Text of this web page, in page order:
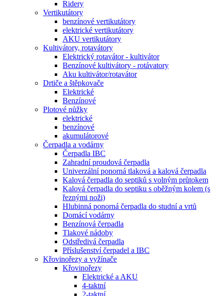
Ridery
Vertikutátory
benzínové vertikutátory
elektrické vertikutátory
AKU vertikutátory
Kultivátory, rotavátory
Elektrický rotavátor - kultivátor
Benzínové kultivátory - rotávatory
Aku kultivátor/rotavátor
Drtiče a štěpkovače
Elektrické
Benzínové
Plotové nůžky
elektrické
benzínové
akumulátorové
Čerpadla a vodárny
Čerpadla IBC
Zahradní proudová čerpadla
Univerzální ponorná tlaková a kalová čerpadla
Kalová čerpadla do septiků s volným průtokem
Kalová čerpadla do septiku s oběžným kolem (s
řeznými noži)
Hlubinná ponorná čerpadla do studní a vrtů
Domácí vodárny
Benzínová čerpadla
Tlakové nádoby
Odstředivá čerpadla
Příslušenství čerpadel a IBC
Křovinořezy a vyžínače
Křovinořezy
Elektrické a AKU
4-taktní
2-taktní